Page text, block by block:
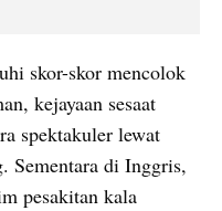
skor-skor mencolok
kejayaan sesaat
spektakuler lewat
pesakitan kala